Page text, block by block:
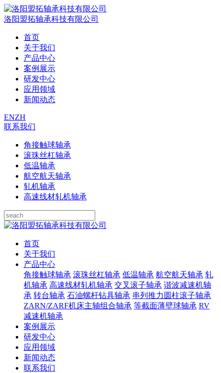
洛阳盟拓轴承科技有限公司
首页
关于我们
产品中心
案例展示
研发中心
应用领域
新闻动态
ENZH
联系我们
角接触球轴承
滚珠丝杠轴承
低温轴承
航空航天轴承
轧机轴承
高速线材轧机轴承
首页
关于我们
产品中心
角接触球轴承 滚珠丝杠轴承 低温轴承 航空航天轴承 轧
机轴承 高速线材轧机轴承 交叉滚子轴承 谐波减速机轴
承 转台轴承 石油螺杆钻具轴承 串列推力圆柱滚子轴承
ZARN/ZARF机床主轴组合轴承 等截面薄壁球轴承 RV
减速机轴承
案例展示
研发中心
应用领域
新闻动态
联系我们